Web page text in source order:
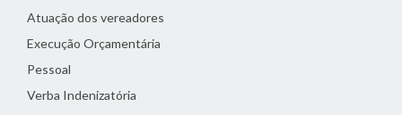
Atuação dos vereadores
Execução Orçamentária
Pessoal
Verba Indenizatória